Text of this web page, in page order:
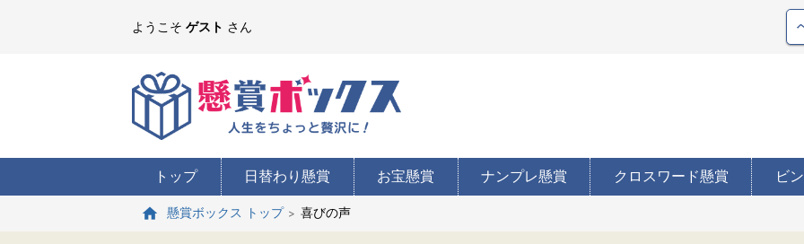
ようこそ ゲスト さん
トップ 日替わり懸賞 お宝懸賞 ナンプレ懸賞 クロスワード懸賞 ビ
懸賞ボックス トップ 喜びの声